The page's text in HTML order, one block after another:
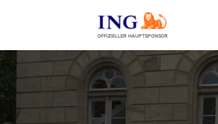
OFFIZIELLER HAUPTSPONSOR